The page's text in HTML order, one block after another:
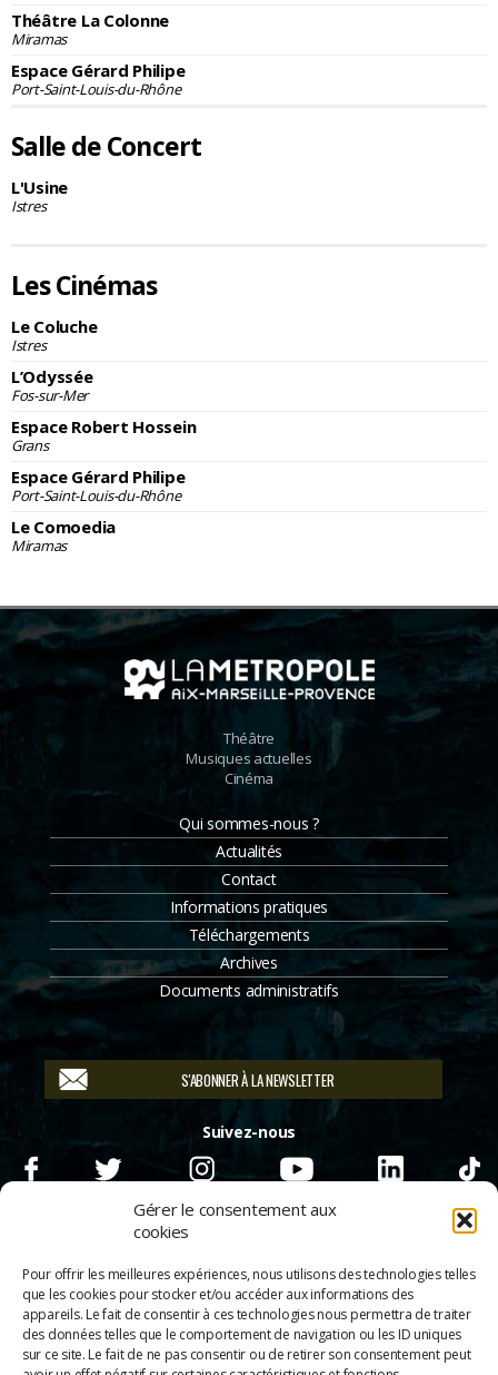
Gérer le consentement aux
cookies
Pour offrir les meilleures expériences, nous utilisons des technologies telles
que les cookies pour stocker et/ou accéder aux informations des
appareils. Le fait de consentir à ces technologies nous permettra de traiter
des données telles que le comportement de navigation ou les ID uniques
sur ce site. Le fait de ne pas consentir ou de retirer son consentement peut
Théâtre La Colonne
Miramas
Espace Gérard Philipe
Port-Saint-Louis-du-Rhône
Salle de Concert
L'Usine
Istres
Les Cinémas
Le Coluche
Istres
L’Odyssée
Fos-sur-Mer
Espace Robert Hossein
Grans
Espace Gérard Philipe
Port-Saint-Louis-du-Rhône
Le Comoedia
Miramas
Théâtre
Musiques actuelles
Cinéma
Qui sommes-nous ?
Actualités
Contact
Informations pratiques
Téléchargements
Archives
Documents administratifs
S'ABONNER À LA NEWSLETTER
Suivez-nous